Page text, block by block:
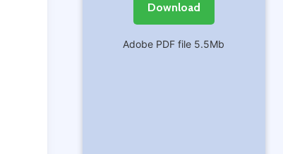
Download
Adobe PDF file 5.5Mb